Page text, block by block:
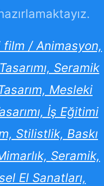
/ Animasyon,
Seramik
Mesleki
İş Eğitimi
Stilistlik, Baskı
Seramik,
El Sanatları,